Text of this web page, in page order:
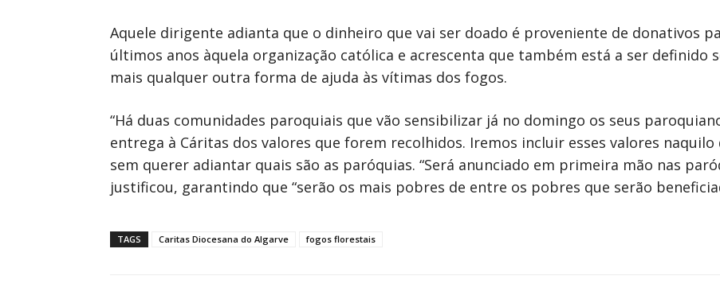
Aquele dirigente adianta que o dinheiro que vai ser doado é proveniente de donativos
últimos anos àquela organização católica e acrescenta que também está a ser definido
mais qualquer outra forma de ajuda às vítimas dos fogos.
“Há duas comunidades paroquiais que vão sensibilizar já no domingo os seus
entrega à Cáritas dos valores que forem recolhidos. Iremos incluir esses valores
sem querer adiantar quais são as paróquias. “Será anunciado em primeira mão nas
justificou, garantindo que “serão os mais pobres de entre os pobres que serão
TAGS Caritas Diocesana do Algarve fogos florestais